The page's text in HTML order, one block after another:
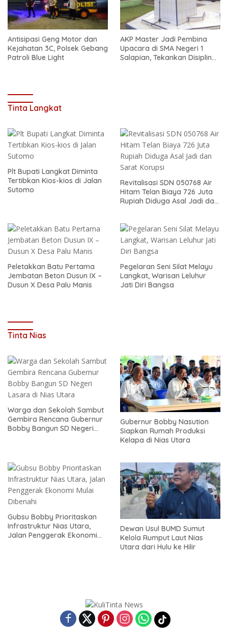
Antisipasi Geng Motor dan
Kejahatan 3C, Polsek Gebang
Patroli Blue Light
AKP Master Jadi Pembina
Upacara di SMA Negeri 1
Salapian, Tekankan Disiplin
Tinta Langkat
Plt Bupati Langkat Diminta
Tertibkan Kios-kios di Jalan
Sutomo
Revitalisasi SDN 050768 Air
Hitam Telan Biaya 726 Juta
Rupiah Diduga Asal Jadi dan
Peletakkan Batu Pertama
Jembatan Beton Dusun IX –
Dusun X Desa Palu Manis
Pegelaran Seni Silat Melayu
Langkat, Warisan Leluhur
Jati Diri Bangsa
Tinta Nias
Warga dan Sekolah Sambut
Gembira Rencana Gubernur
Bobby Bangun SD Negeri
Gubernur Bobby Nasution
Siapkan Rumah Produksi
Kelapa di Nias Utara
Gubsu Bobby Prioritaskan
Infrastruktur Nias Utara,
Jalan Penggerak Ekonomi
Dewan Usul BUMD Sumut
Kelola Rumput Laut Nias
Utara dari Hulu ke Hilir